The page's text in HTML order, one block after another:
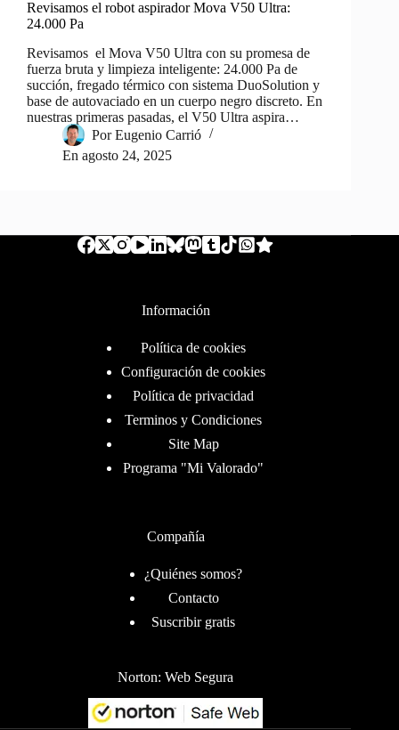
Revisamos el robot aspirador Mova V50 Ultra:
24.000 Pa
Revisamos el Mova V50 Ultra con su promesa de
fuerza bruta y limpieza inteligente: 24.000 Pa de
succión, fregado térmico con sistema DuoSolution y
base de autovaciado en un cuerpo negro discreto. En
nuestras primeras pasadas, el V50 Ultra aspira…
Por Eugenio Carrió
En agosto 24, 2025
Información
Política de cookies
Configuración de cookies
Política de privacidad
Terminos y Condiciones
Site Map
Programa "Mi Valorado"
Compañía
¿Quiénes somos?
Contacto
Suscribir gratis
Norton: Web Segura